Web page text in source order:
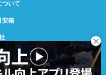
ついて
安箱